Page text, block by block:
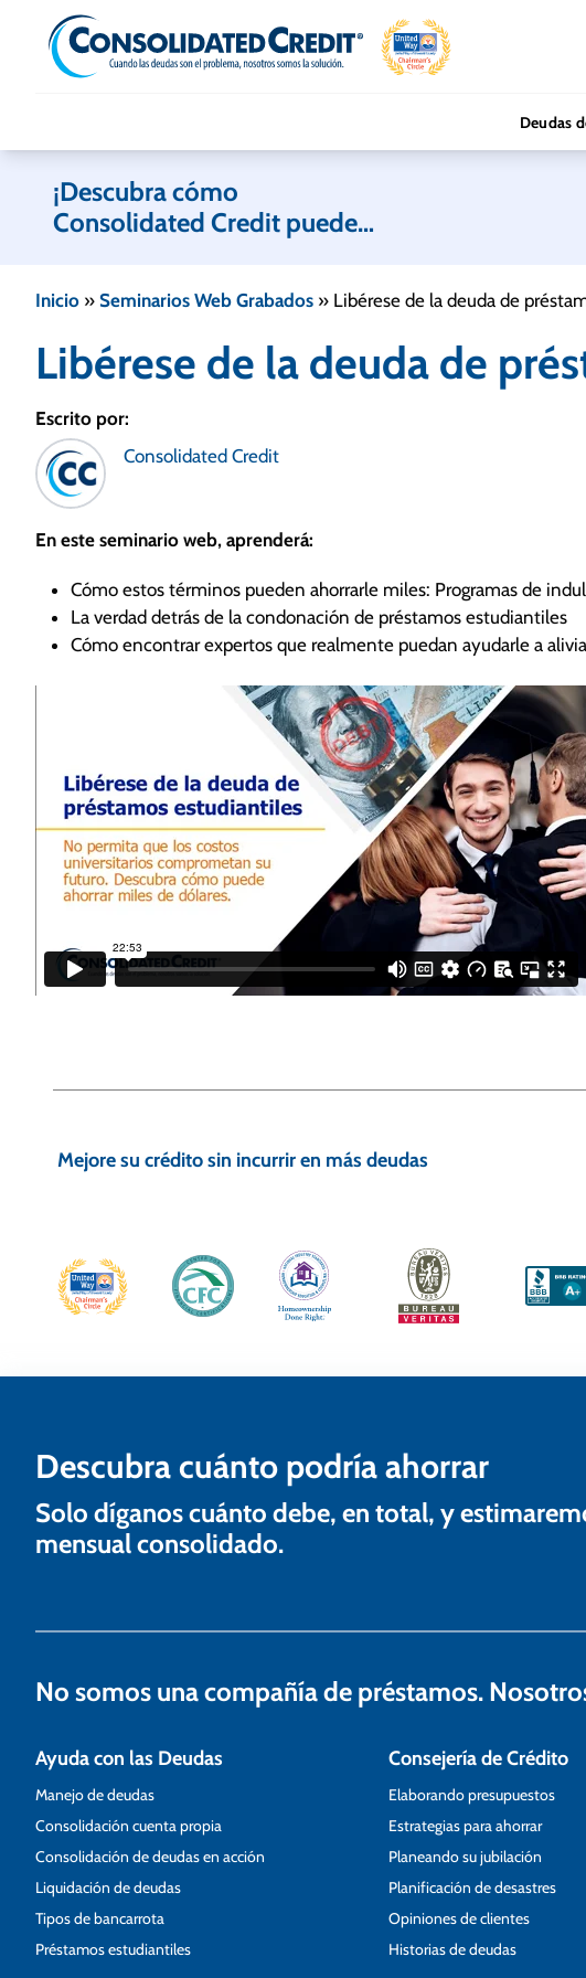
Skip to content
Deudas
¡Descubra cómo
Consolidated Credit puede
Inicio » Seminarios Web Grabados » Libérese de la deuda de
Libérese de la deuda de
Escrito por:
Consolidated Credit
En este seminario web, aprenderá:
Cómo estos términos pueden ahorrarle miles: Programas de
La verdad detrás de la condonación de préstamos estudiantiles
Cómo encontrar expertos que realmente puedan ayudarle a
a
g
a
i
n
d
e
n
r
a
d
a
s
Mejore su crédito sin incurrir en más deudas
Descubra cuánto podría ahorrar
Solo díganos cuánto debe, en total, y
mensual consolidado.
No somos una compañía de préstamos.
Ayuda con las Deudas
Manejo de deudas
Consolidación cuenta propia
Consolidación de deudas en acción
Liquidación de deudas
Tipos de bancarrota
Préstamos estudiantiles
Consejería de Crédito
Elaborando presupuestos
Estrategias para ahorrar
Planeando su jubilación
Planificación de desastres
Opiniones de clientes
Historias de deudas